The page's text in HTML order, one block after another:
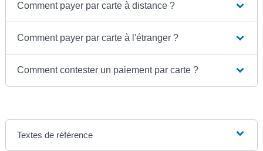
Comment payer par carte à distance ?
Comment payer par carte à l'étranger ?
Comment contester un paiement par carte ?
Textes de référence